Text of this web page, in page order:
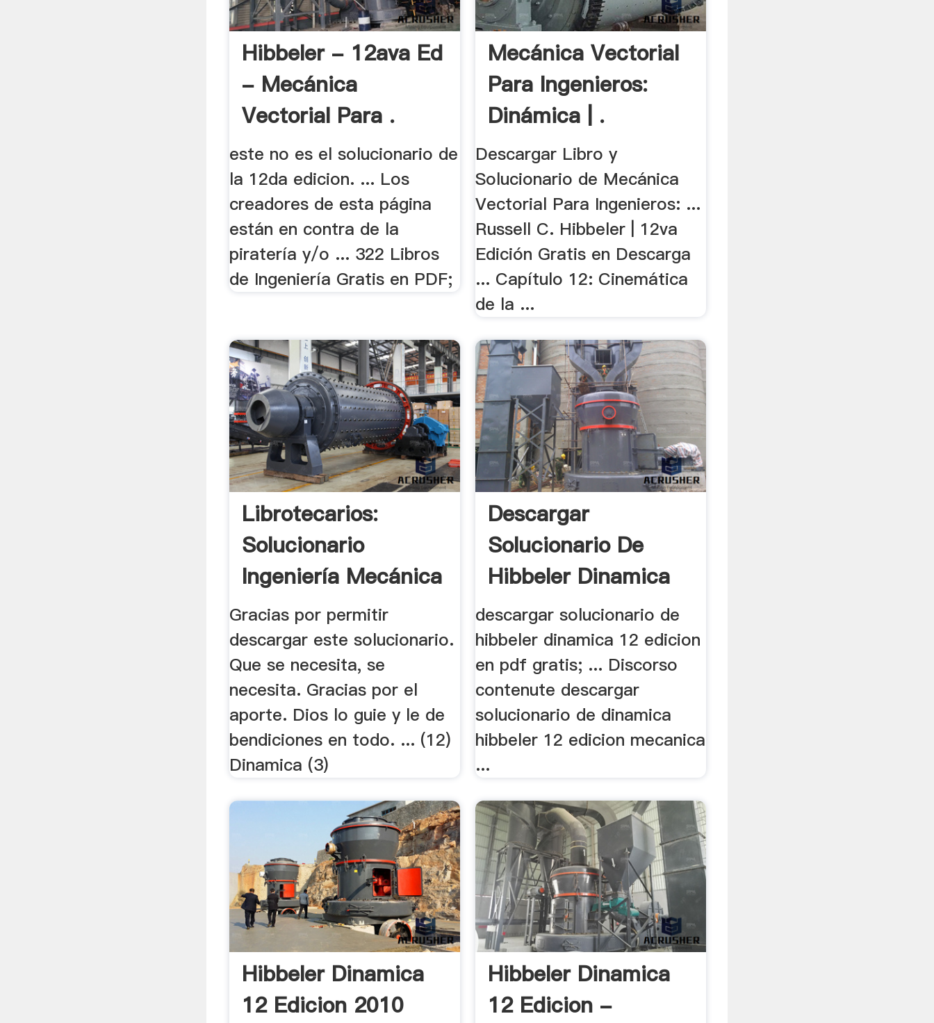
Hibbeler - 12ava Ed
- Mecánica
Vectorial Para .
este no es el solucionario de
la 12da edicion. ... Los
creadores de esta página
están en contra de la
piratería y/o ... 322 Libros
de Ingeniería Gratis en PDF;
Mecánica Vectorial
Para Ingenieros:
Dinámica | .
Descargar Libro y
Solucionario de Mecánica
Vectorial Para Ingenieros: ...
Russell C. Hibbeler | 12va
Edición Gratis en Descarga
... Capítulo 12: Cinemática
de la ...
Librotecarios:
Solucionario
Ingeniería Mecánica
.
Gracias por permitir
descargar este solucionario.
Que se necesita, se
necesita. Gracias por el
aporte. Dios lo guie y le de
bendiciones en todo. ... (12)
Dinamica (3)
Descargar
Solucionario De
Hibbeler Dinamica
12 .
descargar solucionario de
hibbeler dinamica 12 edicion
en pdf gratis; ... Discorso
contenute descargar
solucionario de dinamica
hibbeler 12 edicion mecanica
...
Hibbeler Dinamica
12 Edicion 2010
Hibbeler Dinamica
12 Edicion -